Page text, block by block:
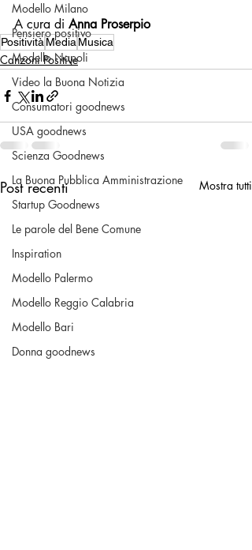
Modello Milano
Pensiero positivo
Modello Napoli
Video la Buona Notizia
Consumatori goodnews
USA goodnews
Scienza Goodnews
La Buona Pubblica Amministrazione
Startup Goodnews
Le parole del Bene Comune
Inspiration
Modello Palermo
Modello Reggio Calabria
Modello Bari
Donna goodnews
A cura di Anna Proserpio
Positività Media Musica
Canzoni Positive
Post recenti Mostra tutti